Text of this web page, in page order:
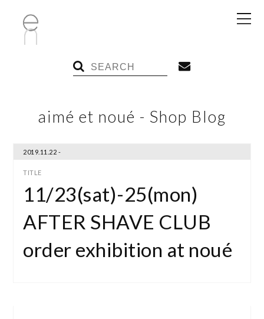
aimé et noué - Shop Blog
2019.11.22 -
11/23(sat)-25(mon)
AFTER SHAVE CLUB
order exhibition at noué